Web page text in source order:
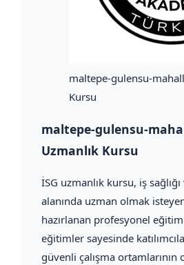
maltepe-gulensu-
Kursu
maltepe-gulensu-
Uzmanlık Kursu
İSG uzmanlık kursu, iş
alanında uzman olmak
hazırlanan profesyonel
eğitimler sayesinde
güvenli çalışma ortamlarının